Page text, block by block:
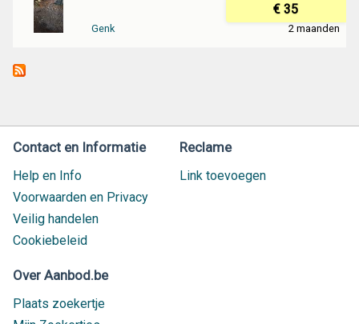
€ 35
Genk 2 maanden
Contact en Informatie
Help en Info
Voorwaarden en Privacy
Veilig handelen
Cookiebeleid
Reclame
Link toevoegen
Over Aanbod.be
Plaats zoekertje